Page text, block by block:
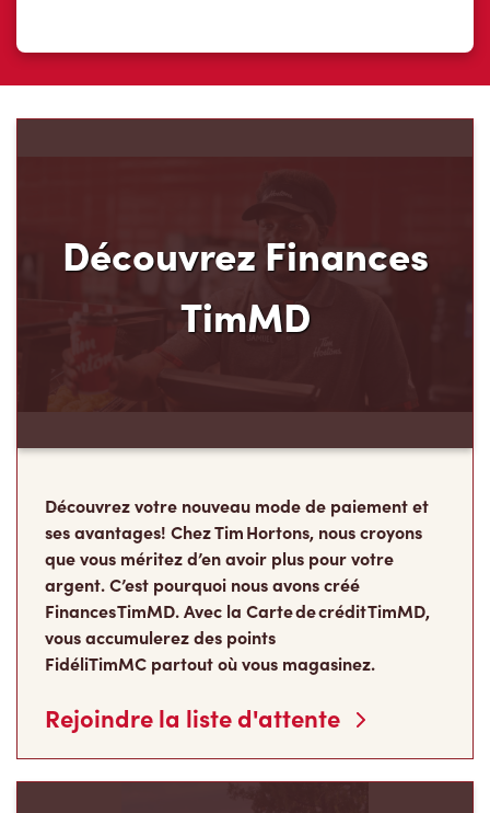
Découvrez Finances
TimMD
Découvrez votre nouveau mode de paiement et
ses avantages! Chez Tim Hortons, nous croyons
que vous méritez d’en avoir plus pour votre
argent. C’est pourquoi nous avons créé
Finances TimMD. Avec la Carte de crédit TimMD,
vous accumulerez des points
FidéliTimMC partout où vous magasinez.
Rejoindre la liste d'attente